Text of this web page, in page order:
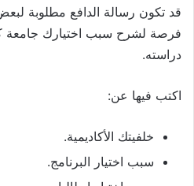
قد تكون رسالة الدافع مطلوبة
فرصة لشرح سبب اختيارك جامعة
دراسته.
اكتب فيها عن:
خلفيتك الأكاديمية.
سبب اختيار البرنامج.